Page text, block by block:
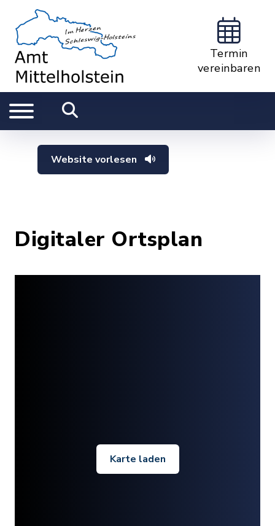
Termin
vereinbaren
Website vorlesen
Digitaler Ortsplan
Karte laden